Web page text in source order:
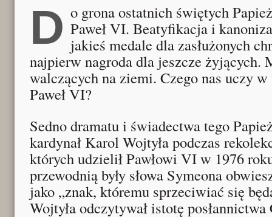
Do grona ostatnich świętych Papieży dołączył niedawno Paweł VI. Beatyfikacja i
jakieś medale dla zasłużonych
najpierw nagroda dla jeszcze żyjących.
walczących na ziemi. Czego nas uczy w
Paweł VI?
Sedno dramatu i świadectwa tego
kardynał Karol Wojtyła podczas
których udzielił Pawłowi VI w 1976
przewodnią były słowa Symeona
jako „znak, któremu sprzeciwiać się
Wojtyła odczytywał istotę